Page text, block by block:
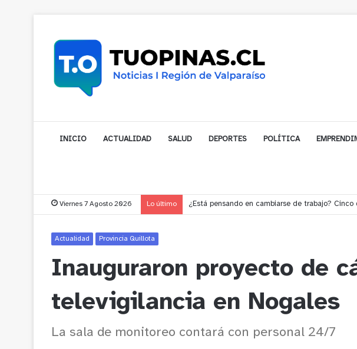
INICIO ACTUALIDAD SALUD DEPORTES POLÍTICA
Viernes 7 Agosto 2026 Lo último Gobernador compromete financiamiento para
Actualidad Provincia Quillota
Inauguraron proyecto de
televigilancia en Nogales
La sala de monitoreo contará con personal 24/7